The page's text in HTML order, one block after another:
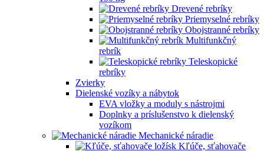
Drevené rebríky
Priemyselné rebríky
Obojstranné rebríky
Multifunkčný
rebrík
Teleskopické
rebríky
Zvierky
Dielenské vozíky a nábytok
EVA vložky a moduly s nástrojmi
Doplnky a príslušenstvo k dielenský
vozíkom
Mechanické náradie
Kľúče, sťahovače